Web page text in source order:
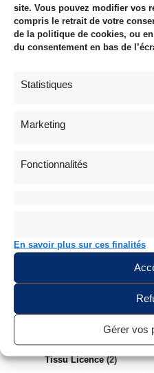
site. Vous pouvez modifier vos
compris le retrait de votre
de la politique de cookies, ou
du consentement en bas de
Statistiques
Marketing
Fonctionnalités
En savoir plus sur ces finalités
Gérer vos
Tissus 339
Les Meilleures Ventes 23
Nouveautés Tissus
122
Coton Imprimé Oeko Tex
Voile de Coton
Broderie Anglaise
Tissu Coton Enduit
Coton Biologique GOTS
Coton Biologique
Tissu Licence 2